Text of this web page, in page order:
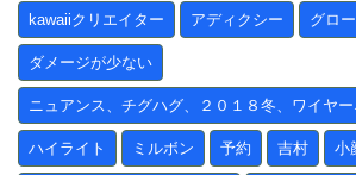
kawaiiクリエイター アディクシー グロ
ダメージが少ない
ニュアンス、チグハグ、２０１８冬、ワイヤー
ハイライト ミルボン 予約 吉村 小